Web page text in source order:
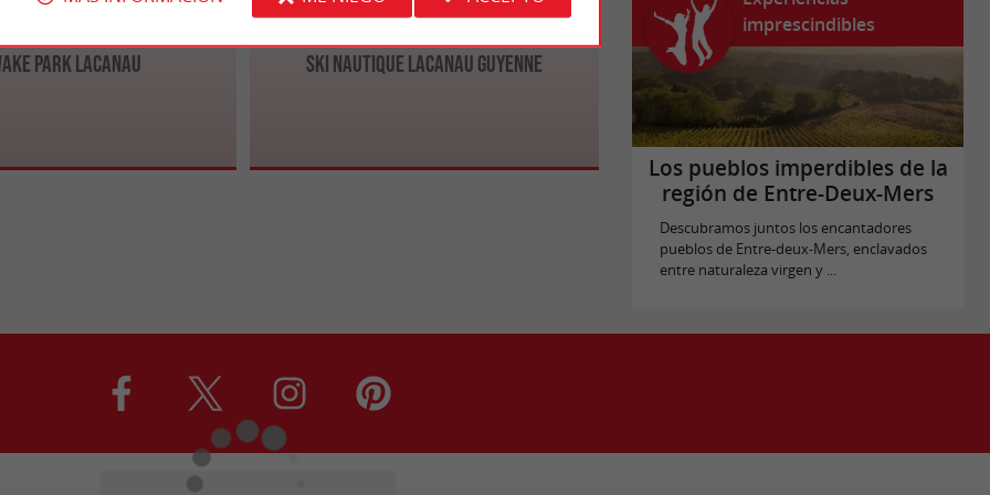
Park Lacanau Ski Nautique Lacanau Guyenne
imprescindibles
Los pueblos imperdibles de la
región de Entre-Deux-Mers
Descubramos juntos los encantadores
pueblos de Entre-deux-Mers, enclavados
entre naturaleza virgen y ...